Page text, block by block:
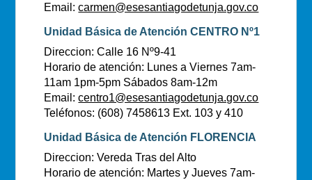
Email:carmen@esesantiagodetunja.gov.co
Unidad Básica de Atención CENTRO Nº1
Direccion: Calle 16 Nº9-41
Horario de atención: Lunes a Viernes 7am-
11am 1pm-5pm Sábados 8am-12m
Email:centro1@esesantiagodetunja.gov.co
Teléfonos: (608) 7458613 Ext. 103 y 410
Unidad Básica de Atención FLORENCIA
Direccion: Vereda Tras del Alto
Horario de atención: Martes y Jueves 7am-